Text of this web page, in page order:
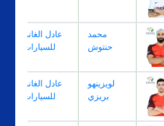
محمد
حنتوش
عادل الغانم
للسيارات
لويزينهو
بريزي
عادل الغانم
للسيارات